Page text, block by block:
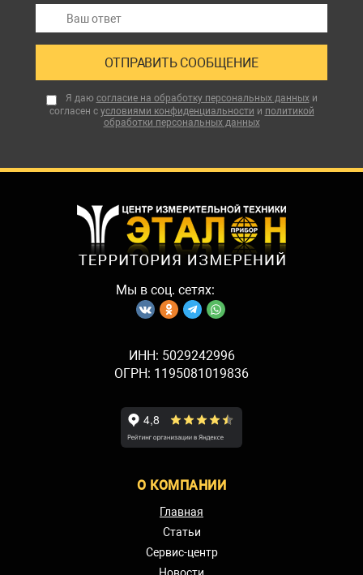
Я даю согласие на обработку персональных данныхи
согласен с условиями конфиденциальности и политикой
обработки персональных данных
Мы в соц. сетях:
ИНН: 5029242996
ОГРН: 1195081019836
О КОМПАНИИ
Главная
Статьи
Сервис-центр
Новости